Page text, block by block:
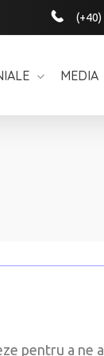
MEDIA
pentru a ne